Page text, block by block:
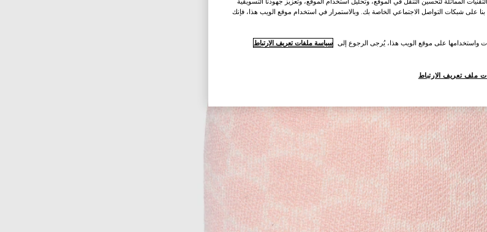
على شبكات التواصل الاجتماعي الخاصة بك. وبالاستمرار في استخدام موقع الويب هذا، فإنك
واستخدامها على موقع الويب هذا، يُرجى الرجوع إلى سياسة ملفات تعريف الارتباط
ملف تعريف الارتباط